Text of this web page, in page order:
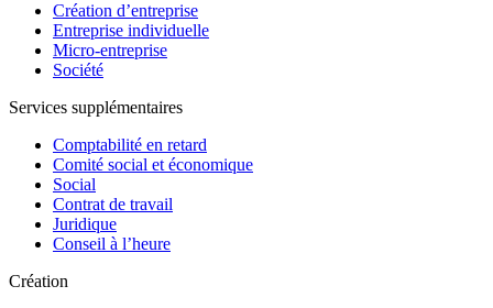
Création d’entreprise
Entreprise individuelle
Micro-entreprise
Société
Services supplémentaires
Comptabilité en retard
Comité social et économique
Social
Contrat de travail
Juridique
Conseil à l’heure
Création